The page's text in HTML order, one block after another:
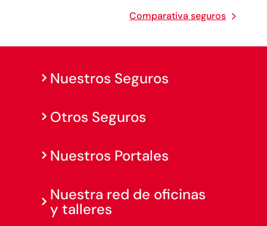
Comparativa seguros
Nuestros Seguros
Otros Seguros
Nuestros Portales
Nuestra red de oficinas
y talleres